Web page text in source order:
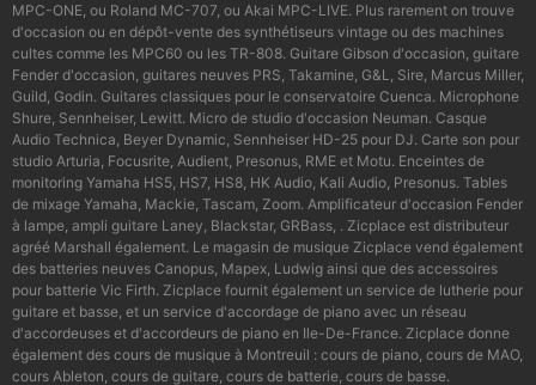
MPC-ONE, ou Roland MC-707, ou Akai MPC-LIVE. Plus rarement on trouve
d'occasion ou en dépôt-vente des synthétiseurs vintage ou des machines
cultes comme les MPC60 ou les TR-808. Guitare Gibson d'occasion, guitare
Fender d'occasion, guitares neuves PRS, Takamine, G&L, Sire, Marcus Miller,
Guild, Godin. Guitares classiques pour le conservatoire Cuenca. Microphone
Shure, Sennheiser, Lewitt. Micro de studio d'occasion Neuman. Casque
Audio Technica, Beyer Dynamic, Sennheiser HD-25 pour DJ. Carte son pour
studio Arturia, Focusrite, Audient, Presonus, RME et Motu. Enceintes de
monitoring Yamaha HS5, HS7, HS8, HK Audio, Kali Audio, Presonus. Tables
de mixage Yamaha, Mackie, Tascam, Zoom. Amplificateur d'occasion Fender
à lampe, ampli guitare Laney, Blackstar, GRBass, . Zicplace est distributeur
agréé Marshall également. Le magasin de musique Zicplace vend également
des batteries neuves Canopus, Mapex, Ludwig ainsi que des accessoires
pour batterie Vic Firth. Zicplace fournit également un service de lutherie pour
guitare et basse, et un service d'accordage de piano avec un réseau
d'accordeuses et d'accordeurs de piano en Ile-De-France. Zicplace donne
également des cours de musique à Montreuil : cours de piano, cours de MAO,
cours Ableton, cours de guitare, cours de batterie, cours de basse.